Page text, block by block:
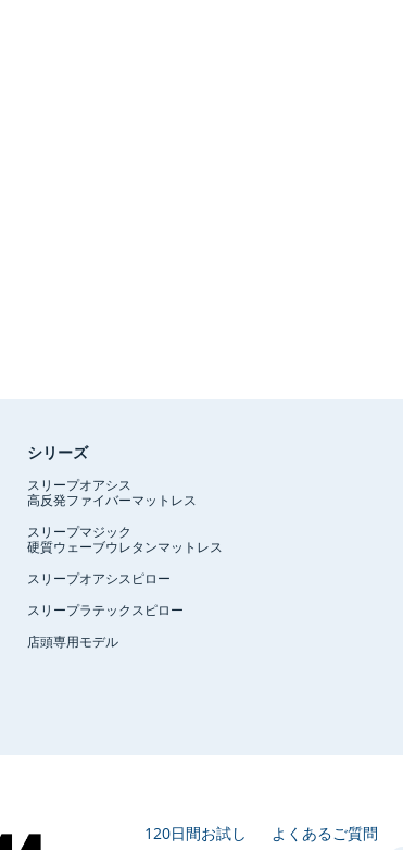
シリーズ
スリープオアシス
高反発ファイバーマットレス
スリープマジック
硬質ウェーブウレタンマットレス
スリープオアシスピロー
スリープラテックスピロー
店頭専用モデル
120日間お試し よくあるご質問